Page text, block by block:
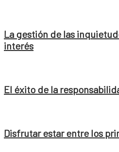
La gestión de las
interés
El éxito de la
Disfrutar estar entre los